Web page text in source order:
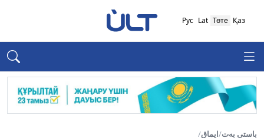
Қаз
Төте
Lat
Рус
باستى بەت/ايماق/